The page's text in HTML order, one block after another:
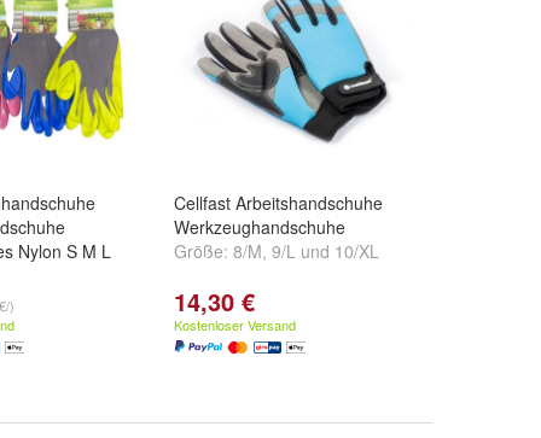
Nylon S M L
)
Cellfast Arbeitshandschuhe
Werkzeughandschuhe
Größe: 8/M, 9/L und 10/XL
14,30 €
Kostenloser Versand